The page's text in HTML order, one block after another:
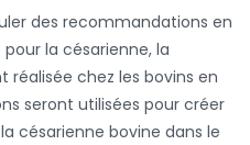
des recommandations en
la césarienne, la
chez les bovins en
seront utilisées pour créer
césarienne bovine dans le